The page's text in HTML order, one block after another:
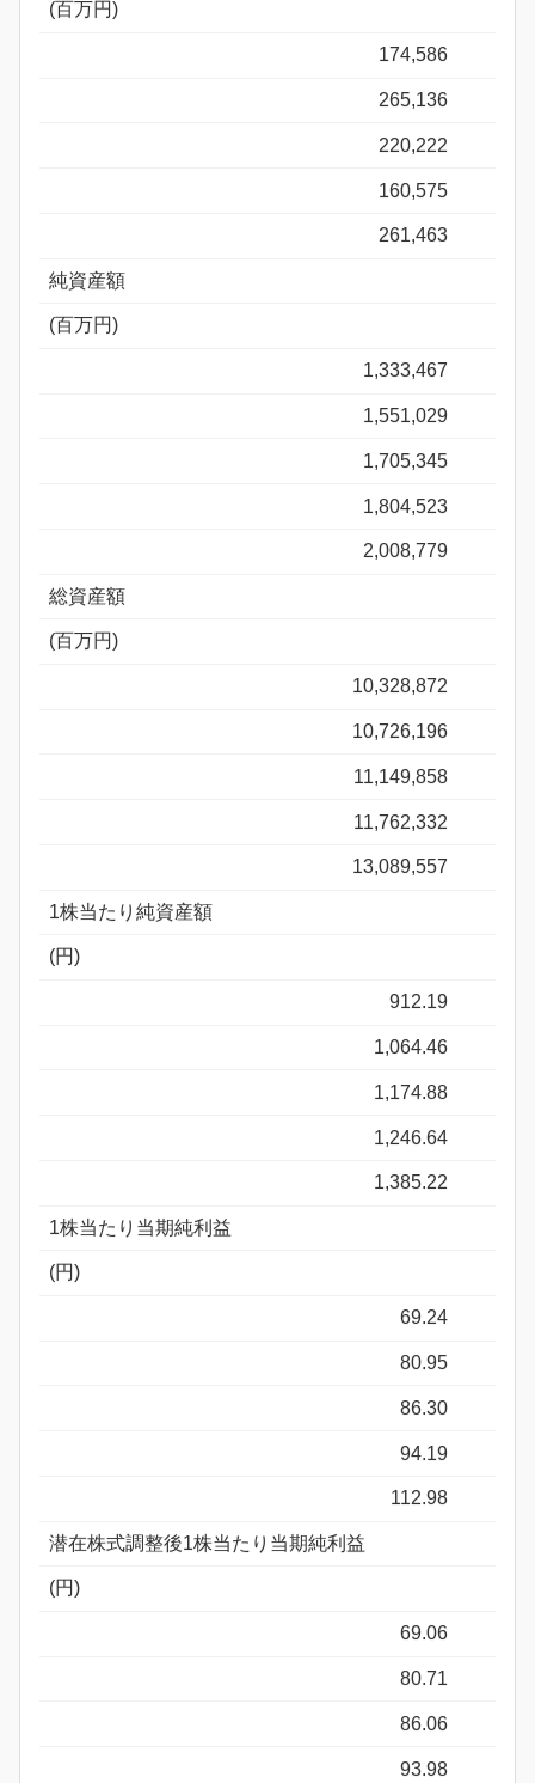
(百万円)
174,586
265,136
220,222
160,575
261,463
純資産額
(百万円)
1,333,467
1,551,029
1,705,345
1,804,523
2,008,779
総資産額
(百万円)
10,328,872
10,726,196
11,149,858
11,762,332
13,089,557
1株当たり純資産額
(円)
912.19
1,064.46
1,174.88
1,246.64
1,385.22
1株当たり当期純利益
(円)
69.24
80.95
86.30
94.19
112.98
潜在株式調整後1株当たり当期純利益
(円)
69.06
80.71
86.06
93.98